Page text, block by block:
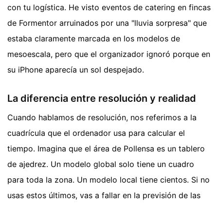
con tu logística. He visto eventos de catering en fincas
de Formentor arruinados por una "lluvia sorpresa" que
estaba claramente marcada en los modelos de
mesoescala, pero que el organizador ignoró porque en
su iPhone aparecía un sol despejado.
La diferencia entre resolución y realidad
Cuando hablamos de resolución, nos referimos a la
cuadrícula que el ordenador usa para calcular el
tiempo. Imagina que el área de Pollensa es un tablero
de ajedrez. Un modelo global solo tiene un cuadro
para toda la zona. Un modelo local tiene cientos. Si no
usas estos últimos, vas a fallar en la previsión de las